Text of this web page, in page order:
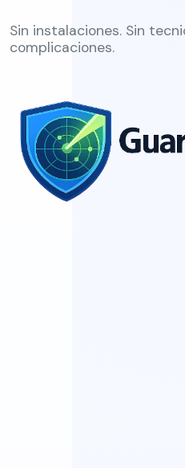
Sin instalaciones. Sin
complicaciones.